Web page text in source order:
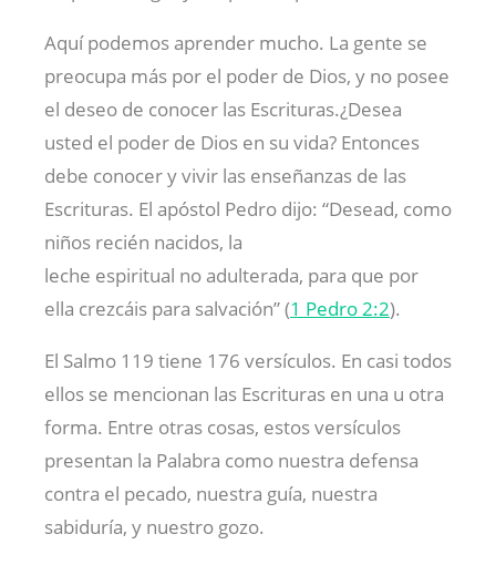
Aquí podemos aprender mucho. La gente se
preocupa más por el poder de Dios, y no posee
el deseo de conocer las Escrituras.¿Desea
usted el poder de Dios en su vida? Entonces
debe conocer y vivir las enseñanzas de las
Escrituras. El apóstol Pedro dijo: “Desead, como
niños recién nacidos, la
leche espiritual no adulterada, para que por
ella crezcáis para salvación” (1 Pedro 2:2).
El Salmo 119 tiene 176 versículos. En casi todos
ellos se mencionan las Escrituras en una u otra
forma. Entre otras cosas, estos versículos
presentan la Palabra como nuestra defensa
contra el pecado, nuestra guía, nuestra
sabiduría, y nuestro gozo.